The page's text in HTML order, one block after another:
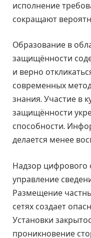
исполнение
сокращают
Образование в
защищённости
и верно
современных
знания. Участие в
защищённости
способности.
делается менее
Надзор цифрового
управление
Размещение
сетях создает
Установки
проникновение